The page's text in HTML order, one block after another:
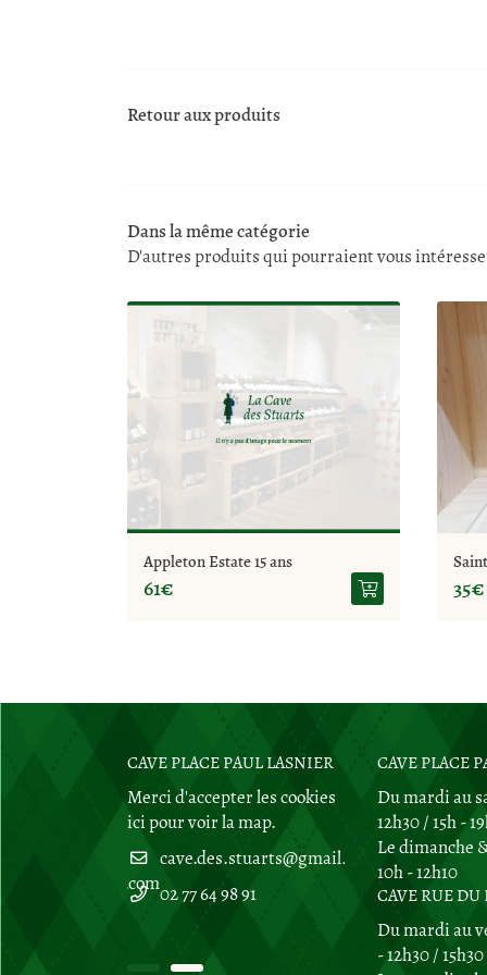
Retour aux produits
Dans la même catégorie
D'autres produits qui pourraient vous
Appleton Estate 15 ans
61€ 35€
CAVE PLACE PAUL LASNIER
Merci d'accepter les cookies
icipour voir la map.
02 77 64 98 91
CAVE RUE DU
18700 Aubigny
Afficher la
02 77 64 98 91
CAVE PLACE
Du mardi au
12h30 / 15h -
Le dimanche
10h - 12h10
CAVE RUE DU
Du mardi au
- 12h30 /